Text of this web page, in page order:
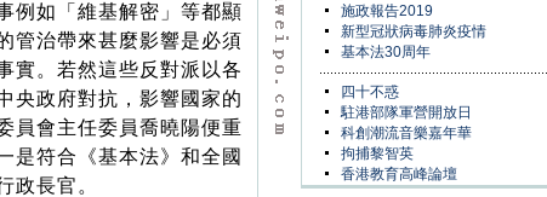
例如「維基解密」等都顯
管治帶來甚麼影響是必須
實。若然這些反對派以各
央政府對抗，影響國家的
員會主任委員喬曉陽便重
是符合《基本法》和全國
政長官。
施政報告2019
新型冠狀病毒肺炎疫情
基本法30周年
四十不惑
駐港部隊軍營開放日
科創潮流音樂嘉年華
拘捕黎智英
香港教育高峰論壇